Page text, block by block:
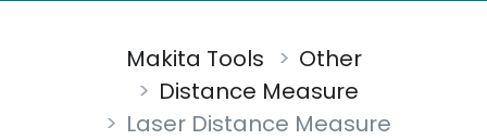
Makita Tools
Other
Distance Measure
Laser Distance Measure